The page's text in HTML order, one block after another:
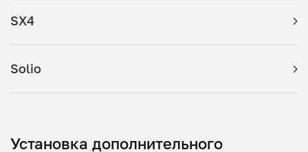
SX4
Solio
Установка дополнительного